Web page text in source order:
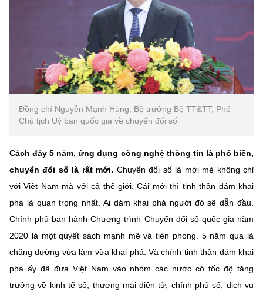
Vietnamese
BỘ KHOA HỌC VÀ CÔNG NGHỆ
MINISTRY OF SCIENCE AND TECHNOLOGY
Chịu trách nhiệm nội dung: Nguyễn Thị Hải Hằng
Giám đốc Trung tâm Truyền thông Khoa học và Công nghệ.
Địa chỉ: Ban Biên tập Cổng TTĐT - 18 Nguyễn Du, TP. Hà Nội
Điện thoại: 024 3936 9506
Email: stc@mst.gov.vn
©2026 Bản quyền thuộc Bộ Khoa Học và Công Nghệ
(Ghi rõ nguồn "https://mst.gov.vn" khi phát hành lại thông tin từ
website này)
Đồng chí Nguyễn Mạnh Hùng, Bộ trưởng Bộ TT&TT, Phó
Chủ tịch Uỷ ban quốc gia về chuyển đổi số
Cách đây 5 năm, ứng dụng công nghệ thông tin là phổ biến,
chuyển đổi số là rất mới. Chuyển đổi số là mới mẻ không chỉ
với Việt Nam mà với cả thế giới. Cái mới thì tinh thần dám khai
phá là quan trọng nhất. Ai dám khai phá người đó sẽ dẫn đầu.
Chính phủ ban hành Chương trình Chuyển đổi số quốc gia năm
2020 là một quyết sách mạnh mẽ và tiên phong. 5 năm qua là
chặng đường vừa làm vừa khai phá. Và chính tinh thần dám khai
phá ấy đã đưa Việt Nam vào nhóm các nước có tốc độ tăng
trưởng về kinh tế số, thương mại điện tử, chính phủ số, dịch vụ